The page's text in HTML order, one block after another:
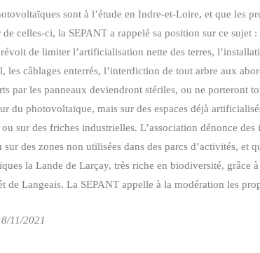
sont à l’étude en Indre-et-Loire, et que les
celles-ci, la SEPANT a rappelé sa position sur ce
de limiter l’artificialisation nette des terres,
les câblages enterrés, l’interdiction de tout arbre aux
par les panneaux deviendront stériles, ou ne porteront
du photovoltaïque, mais sur des espaces déjà
sur des friches industrielles. L’association dénonce
des zones non utilisées dans des parcs d’activités, et
la Lande de Larçay, très riche en biodiversité, grâce
Langeais. La SEPANT appelle à la modération les
11/2021